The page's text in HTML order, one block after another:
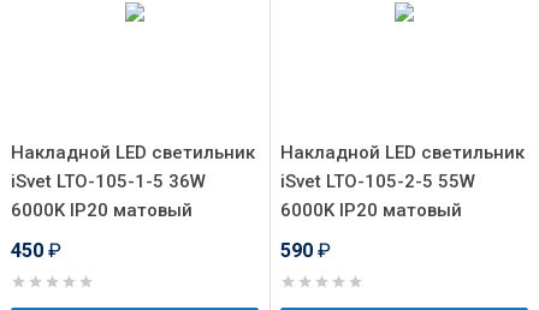
Накладной LED светильник
iSvet LTO-105-1-5 36W
6000K IP20 матовый
450 ₽
Накладной LED светильник
iSvet LTO-105-2-5 55W
6000K IP20 матовый
590 ₽